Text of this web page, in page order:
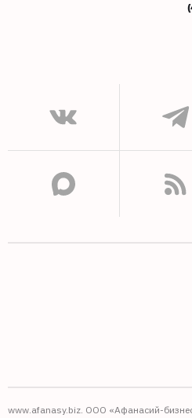
www.afanasy.biz. ООО «Афанасий-